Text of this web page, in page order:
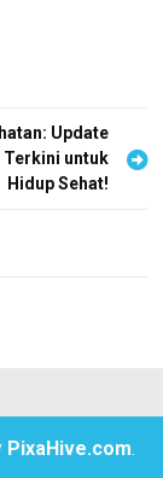
Update
untuk
Hidup Sehat!
PixaHive.com.